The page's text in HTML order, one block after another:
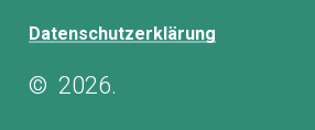
Datenschutzerklärung
© 2026.